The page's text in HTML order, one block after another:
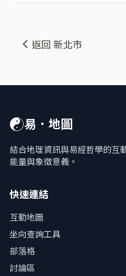
返回 新北市
☯易．地圖
結合地理資訊與易經哲學的互
能量與象徵意義。
快速連結
互動地圖
坐向查詢工具
部落格
討論區